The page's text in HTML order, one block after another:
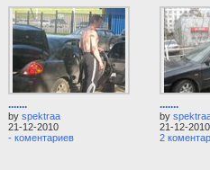
.......
by spektraa
21-12-2010
- коментариев
.......
by
21-12-2010
2